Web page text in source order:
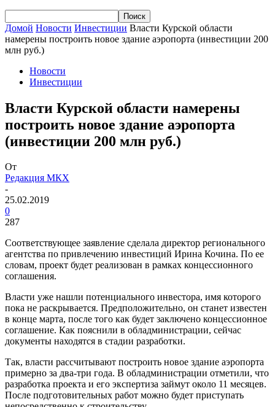
Домой Новости Инвестиции Власти Курской области
намерены построить новое здание аэропорта (инвестиции 200
млн руб.)
Новости
Инвестиции
Власти Курской области намерены
построить новое здание аэропорта
(инвестиции 200 млн руб.)
От
Редакция МКХ
-
25.02.2019
0
287
Соответствующее заявление сделала директор регионального
агентства по привлечению инвестиций Ирина Кочина. По ее
словам, проект будет реализован в рамках концессионного
соглашения.
Власти уже нашли потенциального инвестора, имя которого
пока не раскрывается. Предположительно, он станет известен
в конце марта, после того как будет заключено концессионное
соглашение. Как пояснили в обладминистрации, сейчас
документы находятся в стадии разработки.
Так, власти рассчитывают построить новое здание аэропорта
примерно за два-три года. В обладминистрации отметили, что
разработка проекта и его экспертиза займут около 11 месяцев.
После подготовительных работ можно будет приступать